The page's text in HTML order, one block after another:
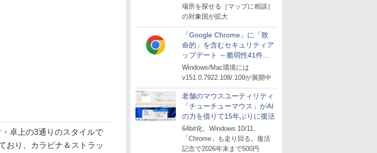
場所を探せる［マップに相談］
の対象国が拡大
「Google Chrome」に「致
命的」を含むセキュリティア
ップデート ～脆弱性41件に
対処
Windows/Mac環境には
v151.0.7922.108/.109が展開中
老舗のマウスユーティリティ
「チューチューマウス」がAI
の力を借りて15年ぶりに復活
64bit化、Windows 10/11、
「Chrome」も走り回る。復活
記念で2026年末まで500円
卓上の3通りのスタイルで
おり、カラビナ＆ストラッ